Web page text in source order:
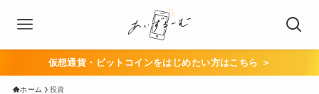
仮想通貨・ビットコインをはじめたい方はこちら ＞
ホーム 投資